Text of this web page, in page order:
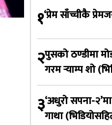
१‘प्रेम साँच्चीकै
२पुसको ठण्डीमा
गरम र्‍याम्प शो
३‘अधुरो सपना-
गाथा